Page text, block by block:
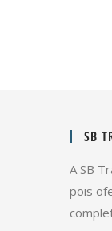
SB
A SB
pois